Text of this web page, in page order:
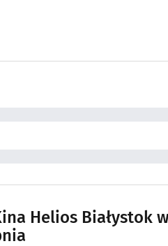
Helios Białystok